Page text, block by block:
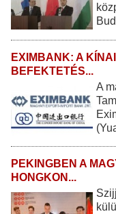
EXIMBANK: A
BEFEKTETÉS...
A
PEKINGBEN A
HONGKON...